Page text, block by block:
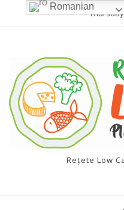
Rețete Low
Romanian